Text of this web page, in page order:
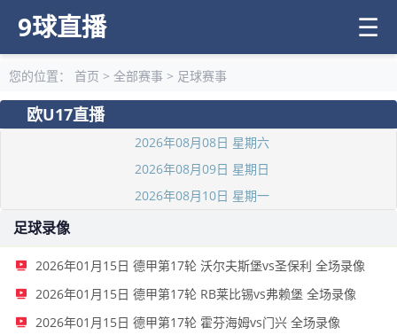
9球直播 ☰
您的位置： 首页 > 全部赛事 > 足球赛事
欧U17直播
2026年08月08日 星期六
2026年08月09日 星期日
2026年08月10日 星期一
足球录像
2026年01月15日 德甲第17轮 沃尔夫斯堡vs圣保利 全场录像
2026年01月15日 德甲第17轮 RB莱比锡vs弗赖堡 全场录像
2026年01月15日 德甲第17轮 霍芬海姆vs门兴 全场录像